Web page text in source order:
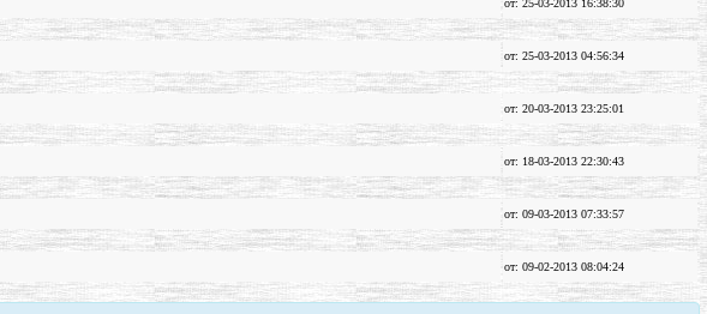
от: 25-03-2013 04:56:34
от: 20-03-2013 23:25:01
от: 18-03-2013 22:30:43
от: 09-03-2013 07:33:57
от: 09-02-2013 08:04:24